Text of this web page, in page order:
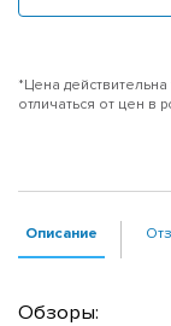
*Цена
отличаться от цен в
Описание
Обзоры: